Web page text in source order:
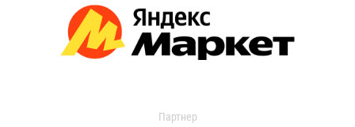
Партнер